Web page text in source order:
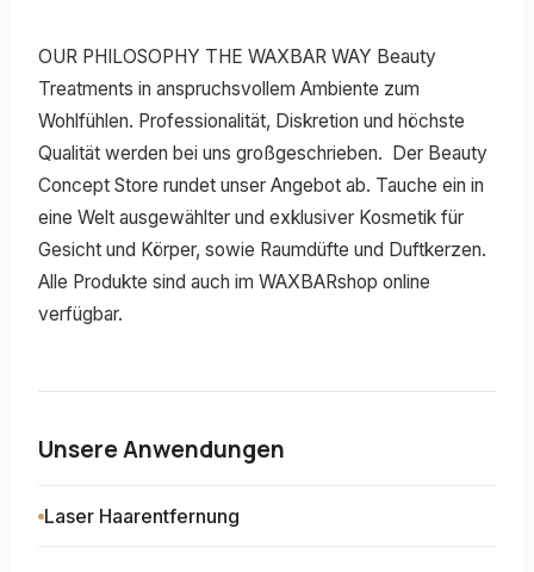
OUR PHILOSOPHY THE WAXBAR WAY Beauty
Treatments in anspruchsvollem Ambiente zum
Wohlfühlen. Professionalität, Diskretion und höchste
Qualität werden bei uns großgeschrieben. ​ Der Beauty
Concept Store rundet unser Angebot ab. Tauche ein in
eine Welt ausgewählter und exklusiver Kosmetik für
Gesicht und Körper, sowie Raumdüfte und Duftkerzen.
Alle Produkte sind auch im WAXBARshop online
verfügbar.
Unsere Anwendungen
Laser Haarentfernung